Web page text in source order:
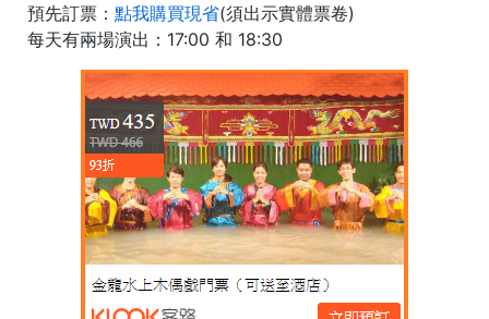
預先訂票： 點我購買現省(須出示實體票卷)
每天有兩場演出：17:00 和 18:30